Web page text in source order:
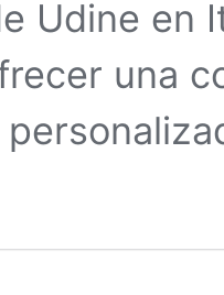
Udine en
una